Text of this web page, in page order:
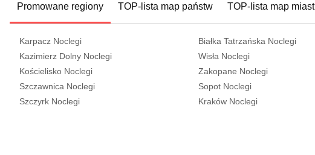
Promowane regiony TOP-lista map państw TOP-lista map miast
Karpacz Noclegi
Kazimierz Dolny Noclegi
Kościelisko Noclegi
Szczawnica Noclegi
Szczyrk Noclegi
Białka Tatrzańska Noclegi
Wisła Noclegi
Zakopane Noclegi
Sopot Noclegi
Kraków Noclegi